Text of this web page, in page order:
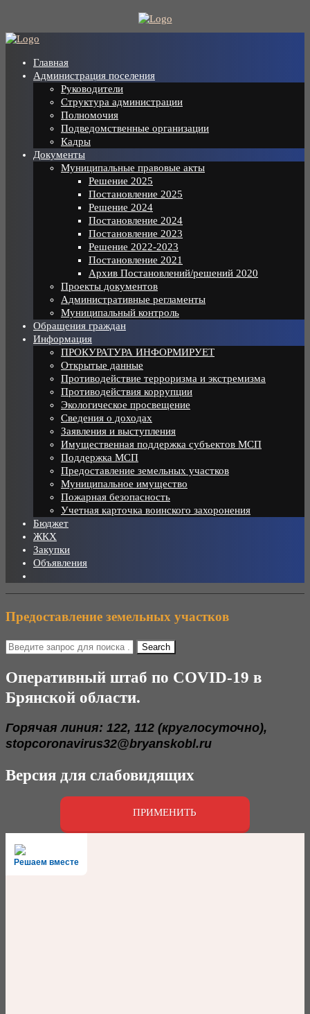
content
Главная
Администрация поселения
Руководители
Структура администрации
Полномочия
Подведомственные организации
Кадры
Документы
Муниципальные правовые акты
Решение 2025
Постановление 2025
Решение 2024
Постановление 2024
Постановление 2023
Решение 2022-2023
Постановление 2021
Архив Постановлений/решений 2020
Проекты документов
Административные регламенты
Муниципальный контроль
Обращения граждан
Информация
ПРОКУРАТУРА ИНФОРМИРУЕТ
Открытые данные
Противодействие терроризма и экстремизма
Противодействия коррупции
Экологическое просвещение
Сведения о доходах
Заявления и выступления
Имущественная поддержка субъектов МСП
Поддержка МСП
Предоставление земельных участков
Муниципальное имущество
Пожарная безопасность
Учетная карточка воинского захоронения
Бюджет
ЖКХ
Закупки
Объявления
Предоставление земельных участков
Оперативный штаб по COVID-19 в
Брянской области.
Горячая линия: 122, 112 (круглосуточно),
stopcoronavirus32@bryanskobl.ru
Версия для слабовидящих
ПРИМЕНИТЬ
Решаем вместе